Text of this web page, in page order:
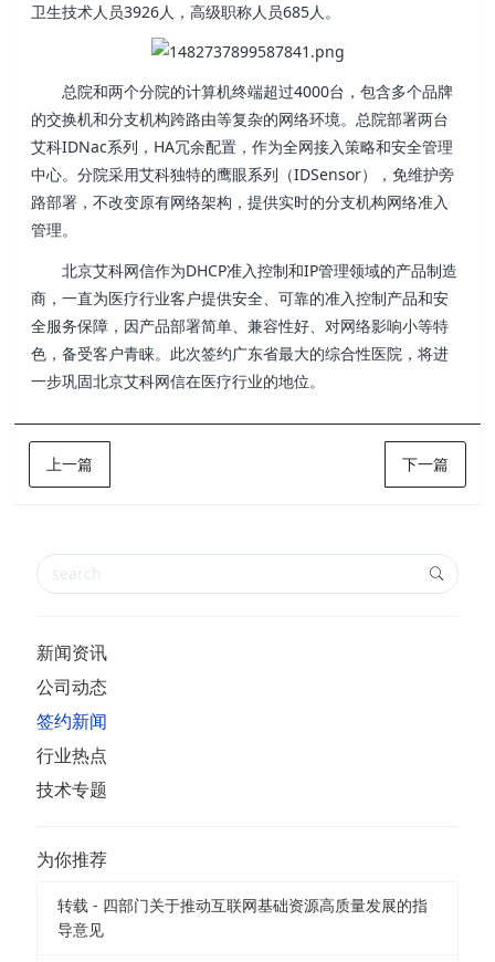
卫生技术人员3926人，高级职称人员685人。
总院和两个分院的计算机终端超过4000台，包含多个品牌
的交换机和分支机构跨路由等复杂的网络环境。总院部署两台
艾科IDNac系列，HA冗余配置，作为全网接入策略和安全管理
中心。分院采用艾科独特的鹰眼系列（IDSensor），免维护旁
路部署，不改变原有网络架构，提供实时的分支机构网络准入
管理。
北京艾科网信作为DHCP准入控制和IP管理领域的产品制造
商，一直为医疗行业客户提供安全、可靠的准入控制产品和安
全服务保障，因产品部署简单、兼容性好、对网络影响小等特
色，备受客户青睐。此次签约广东省最大的综合性医院，将进
一步巩固北京艾科网信在医疗行业的地位。
上一篇 下一篇
新闻资讯
公司动态
签约新闻
行业热点
技术专题
为你推荐
转载 - 四部门关于推动互联网基础资源高质量发展的指
导意见